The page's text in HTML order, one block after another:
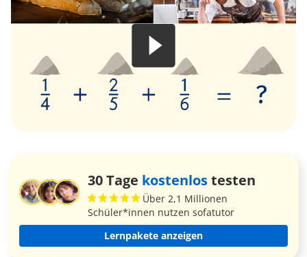
30 Tage kostenlostesten
Über 2,1 Millionen
Schüler*innen nutzen sofatutor
Lernpakete anzeigen